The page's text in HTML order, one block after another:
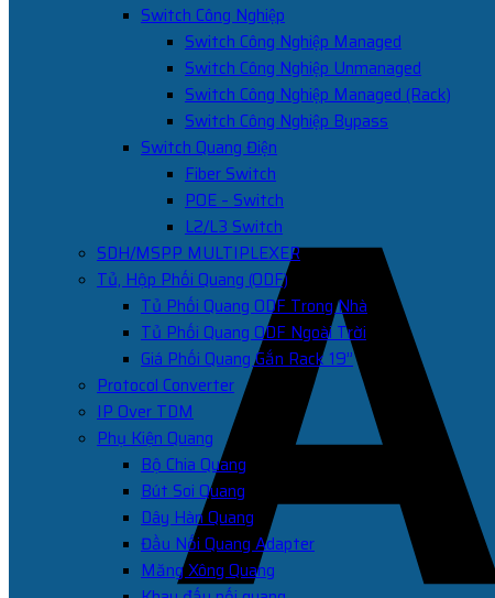
Switch Công Nghiệp
Switch Công Nghiệp Managed
Switch Công Nghiệp Unmanaged
Switch Công Nghiệp Managed (Rack)
Switch Công Nghiệp Bypass
Switch Quang Điện
Fiber Switch
POE – Switch
L2/L3 Switch
SDH/MSPP MULTIPLEXER
Tủ, Hộp Phối Quang (ODF)
Tủ Phối Quang ODF Trong Nhà
Tủ Phối Quang ODF Ngoài Trời
Giá Phối Quang Gắn Rack 19”
Protocol Converter
IP Over TDM
Phụ Kiện Quang
Bộ Chia Quang
Bút Soi Quang
Dây Hàn Quang
Đầu Nối Quang Adapter
Măng Xông Quang